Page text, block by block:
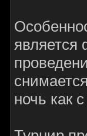
является
ночь как